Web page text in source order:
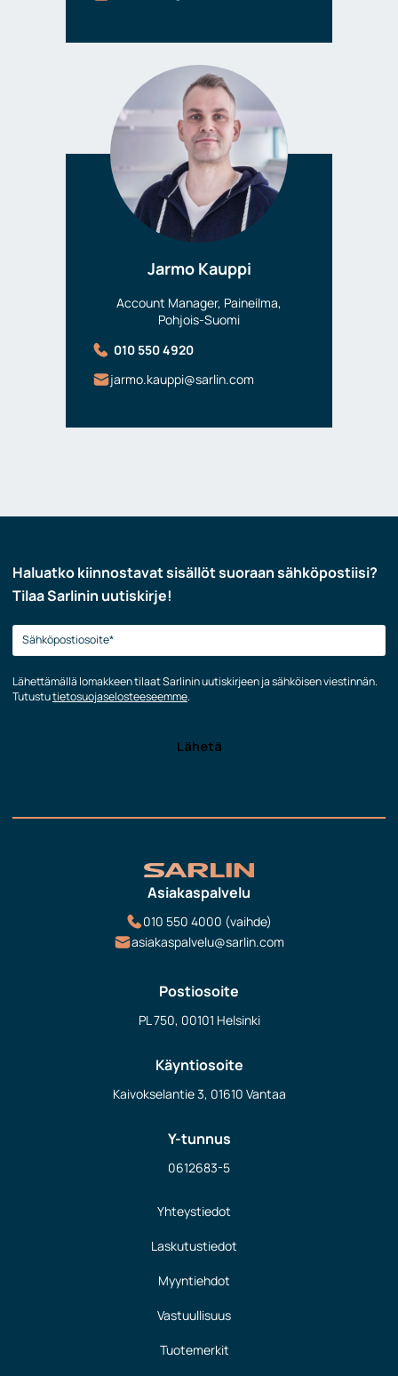
Jarmo Kauppi
Account Manager, Paineilma,
Pohjois-Suomi
010 550 4920
jarmo.kauppi@sarlin.com
Haluatko kiinnostavat sisällöt suoraan sähköpostiisi?
Tilaa Sarlinin uutiskirje!
Lähettämällä lomakkeen tilaat Sarlinin uutiskirjeen ja sähköisen viestinnän.
Tutustutietosuojaselosteeseemme.
Asiakaspalvelu
010 550 4000 (vaihde)
asiakaspalvelu@sarlin.com
Postiosoite
PL 750, 00101 Helsinki
Käyntiosoite
Kaivokselantie 3, 01610 Vantaa
Y-tunnus
0612683-5
Yhteystiedot
Laskutustiedot
Myyntiehdot
Vastuullisuus
Tuotemerkit